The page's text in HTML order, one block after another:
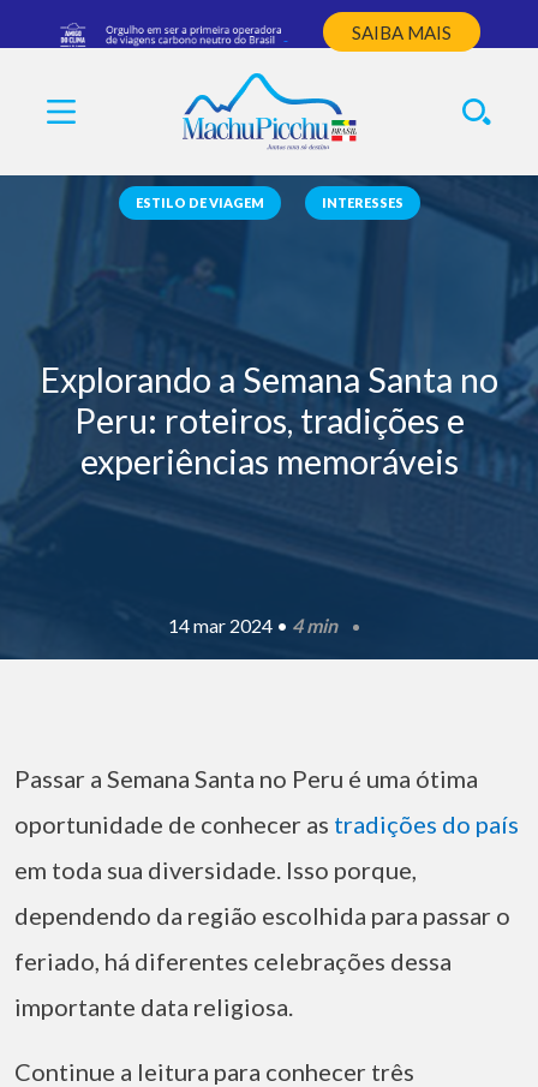
SAIBA MAIS
ESTILO DE VIAGEM INTERESSES
Explorando a Semana Santa no
Peru: roteiros, tradições e
experiências memoráveis
14 mar 2024 • 4 min
Passar a Semana Santa no Peru é uma ótima
oportunidade de conhecer as tradições do país
em toda sua diversidade. Isso porque,
dependendo da região escolhida para passar o
feriado, há diferentes celebrações dessa
importante data religiosa.
Continue a leitura para conhecer três